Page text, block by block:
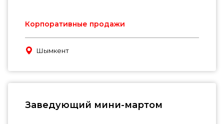
Корпоративные продажи
Шымкент
Заведующий мини-мартом